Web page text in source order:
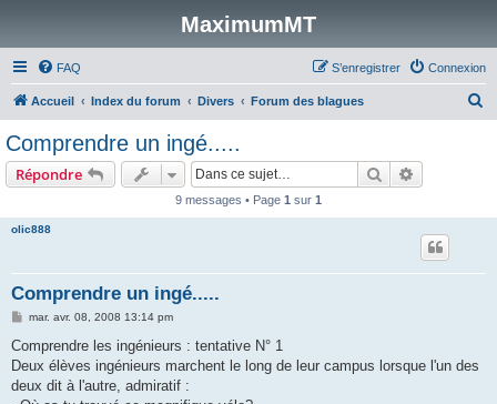
MaximumMT
FAQ Connexion
S’enregistrer
Accueil Index du forum Divers Forum des blagues
Comprendre un ingé.....
Répondre Rechercher
9 messages • Page 1 sur 1
olic888
Comprendre un ingé.....
M
s
a
g
mar. avr. 08, 2008 13:14 pm
Comprendre les ingénieurs : tentative N° 1
Deux élèves ingénieurs marchent le long de leur campus lorsque l'un des
deux dit à l'autre, admiratif :